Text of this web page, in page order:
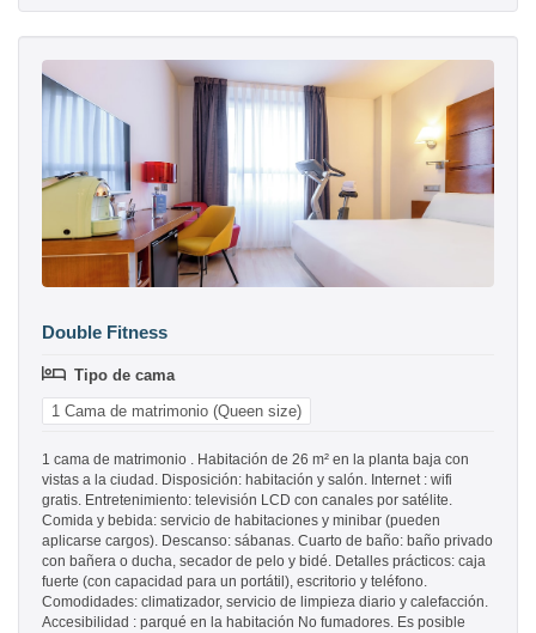
Double Fitness
Tipo de cama
1 Cama de matrimonio (Queen size)
1 cama de matrimonio . Habitación de 26 m² en la planta baja con
vistas a la ciudad. Disposición: habitación y salón. Internet : wifi
gratis. Entretenimiento: televisión LCD con canales por satélite.
Comida y bebida: servicio de habitaciones y minibar (pueden
aplicarse cargos). Descanso: sábanas. Cuarto de baño: baño privado
con bañera o ducha, secador de pelo y bidé. Detalles prácticos: caja
fuerte (con capacidad para un portátil), escritorio y teléfono.
Comodidades: climatizador, servicio de limpieza diario y calefacción.
Accesibilidad : parqué en la habitación No fumadores. Es posible